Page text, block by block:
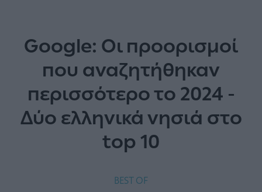
Google: Οι προορισμοί
που αναζητήθηκαν
περισσότερο το 2024 -
Δύο ελληνικά νησιά στο
top 10
BEST OF